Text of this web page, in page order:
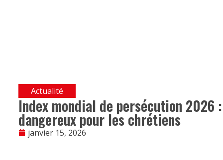
Actualité
Index mondial de persécution 2026
dangereux pour les chrétiens
janvier 15, 2026